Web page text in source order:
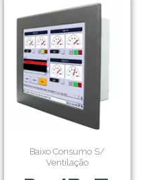
Baixo Consumo S/
Ventilação